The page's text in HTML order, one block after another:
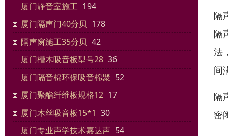
厦门静音室施工 194
厦门隔声门40分贝 178
隔声窗施工35分贝 42
厦门槽木吸音板型号28 36
厦门隔音棉环保吸音棉聚 52
厦门聚酯纤维板规格12 17
厦门木丝吸音板15*1 30
厦门专业声学技术嘉达声 54
隔
隔
法
间
隔
密